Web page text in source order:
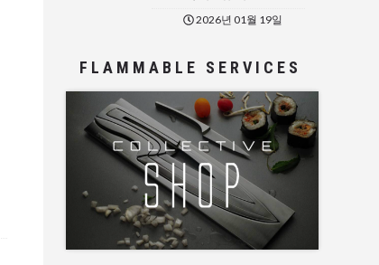
2026년 01월 19일
FLAMMABLE SERVICES